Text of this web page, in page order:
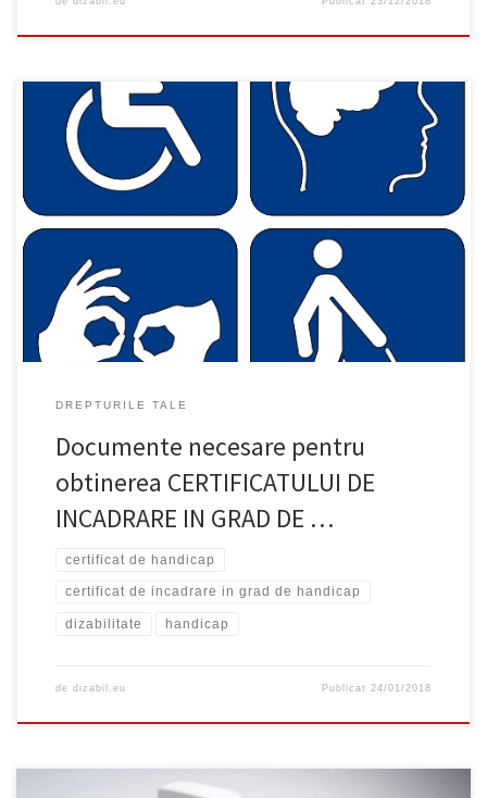
Documentele necesare în vederea evaluării complexe, prevăzute
în Hotărârea Guvernului nr. 430/2008 pentru aprobarea
Metodologiei privind organizarea şi funcţionarea comisiei de
evaluare a persoanelor adulte cu handicap, sunt următoarele :
DREPTURILE TALE
Documente necesare pentru
obtinerea CERTIFICATULUI DE
INCADRARE IN GRAD DE …
certificat de handicap
certificat de incadrare in grad de handicap
dizabilitate handicap
de dizabil.eu Publicat 24/01/2018